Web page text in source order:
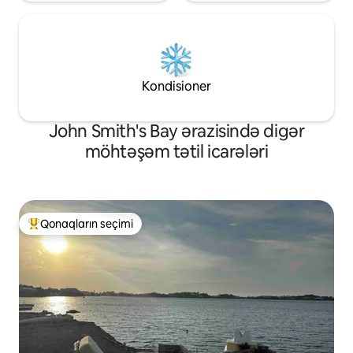
Kondisioner
John Smith's Bay ərazisində digər
möhtəşəm tətil icarələri
Populyar "Qonaqların seçimi"
Qonaqların seçimi